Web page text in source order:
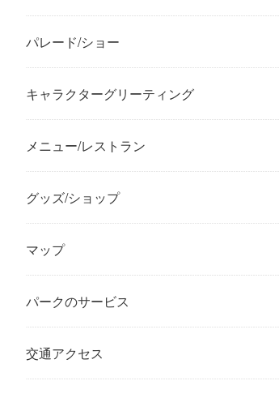
パレード/ショー
キャラクターグリーティング
メニュー/レストラン
グッズ/ショップ
マップ
パークのサービス
交通アクセス